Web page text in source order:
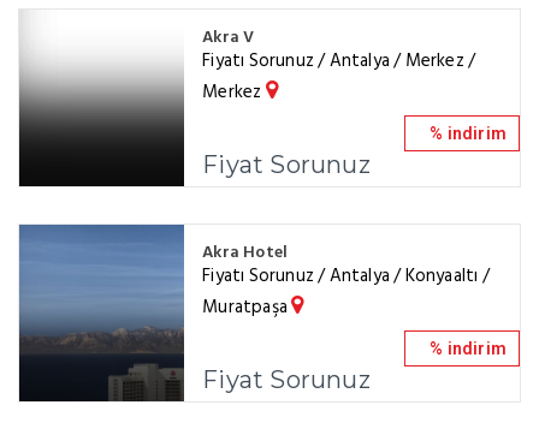
Akra V
Fiyatı Sorunuz / Antalya / Merkez /
Merkez
Fiyat Sorunuz
% indirim
Akra Hotel
Fiyatı Sorunuz / Antalya / Konyaaltı /
Muratpaşa
Fiyat Sorunuz
% indirim